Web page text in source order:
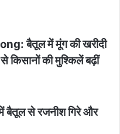
बैतूल में मूंग की खरीदी
किसानों की मुश्किलें बढ़ीं
बैतूल से रजनीश गिरे और